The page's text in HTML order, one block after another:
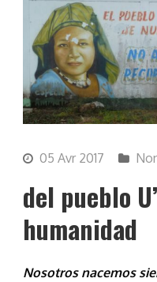
05 Avr 2017
del pueblo
humanidad
Nosotros nacemos